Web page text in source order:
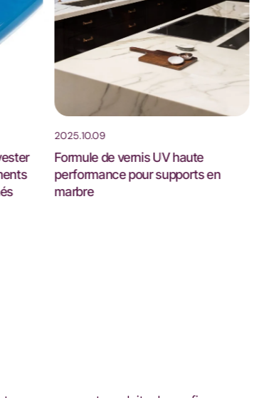
2025.10.09
Formule de vernis UV haute
performance pour supports en
marbre
haute
la